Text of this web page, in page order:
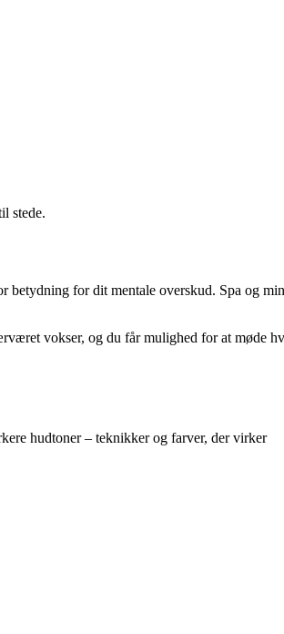
stede.
for dit mentale overskud. Spa og
vokser, og du får mulighed for at møde
hudtoner – teknikker og farver, der virker